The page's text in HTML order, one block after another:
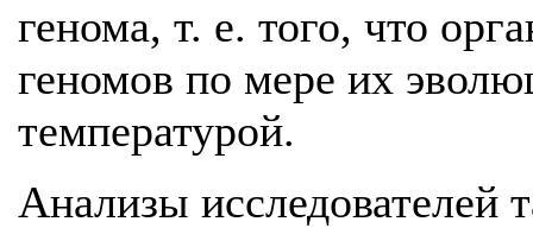
генома, т. е. того, что
геномов по мере их
температурой.
Анализы исследователей